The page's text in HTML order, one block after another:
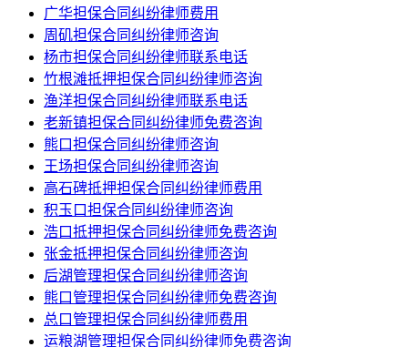
广华担保合同纠纷律师费用
周矶担保合同纠纷律师咨询
杨市担保合同纠纷律师联系电话
竹根滩抵押担保合同纠纷律师咨询
渔洋担保合同纠纷律师联系电话
老新镇担保合同纠纷律师免费咨询
熊口担保合同纠纷律师咨询
王场担保合同纠纷律师咨询
高石碑抵押担保合同纠纷律师费用
积玉口担保合同纠纷律师咨询
浩口抵押担保合同纠纷律师免费咨询
张金抵押担保合同纠纷律师咨询
后湖管理担保合同纠纷律师咨询
熊口管理担保合同纠纷律师免费咨询
总口管理担保合同纠纷律师费用
运粮湖管理担保合同纠纷律师免费咨询